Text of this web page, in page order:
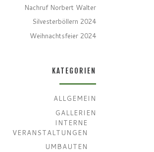
Nachruf Norbert Walter
Silvesterböllern 2024
Weihnachtsfeier 2024
KATEGORIEN
ALLGEMEIN
GALLERIEN
INTERNE
VERANSTALTUNGEN
UMBAUTEN